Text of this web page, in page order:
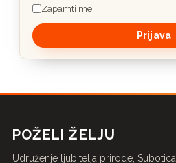
Zapamti me
POŽELI ŽELJU
Udruženje ljubitelja prirode, Subotica.